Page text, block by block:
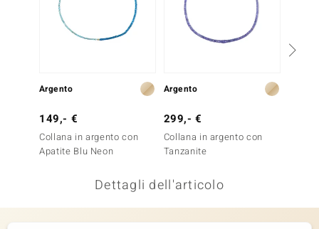
Collection
Argento
149,- €
Collana in argento con
Apatite Blu Neon
Argento
299,- €
Collana in argento con
Tanzanite
Dettagli dell'articolo